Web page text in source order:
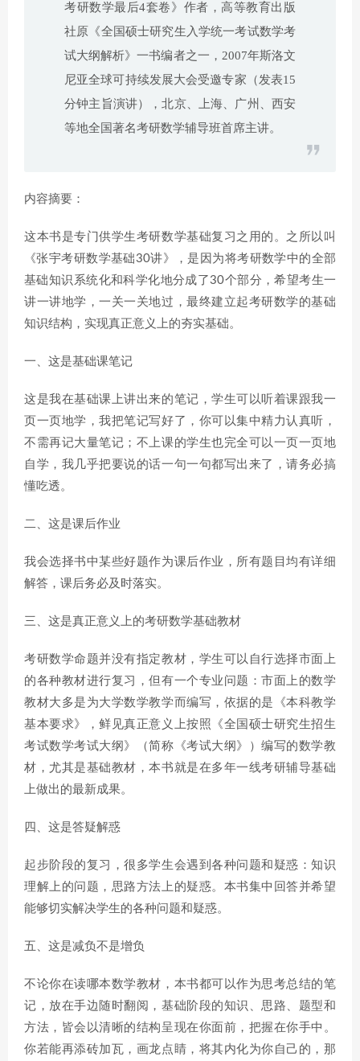
考研数学最后4套卷》作者，高等教育出版
社原《全国硕士研究生入学统一考试数学考
试大纲解析》一书编者之一，2007年斯洛文
尼亚全球可持续发展大会受邀专家（发表15
分钟主旨演讲），北京、上海、广州、西安
等地全国著名考研数学辅导班首席主讲。
内容摘要：
这本书是专门供学生考研数学基础复习之用的。之所以叫
《张宇考研数学基础30讲》，是因为将考研数学中的全部
基础知识系统化和科学化地分成了30个部分，希望考生一
讲一讲地学，一关一关地过，最终建立起考研数学的基础
知识结构，实现真正意义上的夯实基础。
一、这是基础课笔记
这是我在基础课上讲出来的笔记，学生可以听着课跟我一
页一页地学，我把笔记写好了，你可以集中精力认真听，
不需再记大量笔记；不上课的学生也完全可以一页一页地
自学，我几乎把要说的话一句一句都写出来了，请务必搞
懂吃透。
二、这是课后作业
我会选择书中某些好题作为课后作业，所有题目均有详细
解答，课后务必及时落实。
三、这是真正意义上的考研数学基础教材
考研数学命题并没有指定教材，学生可以自行选择市面上
的各种教材进行复习，但有一个专业问题：市面上的数学
教材大多是为大学数学教学而编写，依据的是《本科教学
基本要求》，鲜见真正意义上按照《全国硕士研究生招生
考试数学考试大纲》（简称《考试大纲》）编写的数学教
材，尤其是基础教材，本书就是在多年一线考研辅导基础
上做出的最新成果。
四、这是答疑解惑
起步阶段的复习，很多学生会遇到各种问题和疑惑：知识
理解上的问题，思路方法上的疑惑。本书集中回答并希望
能够切实解决学生的各种问题和疑惑。
五、这是减负不是增负
不论你在读哪本数学教材，本书都可以作为思考总结的笔
记，放在手边随时翻阅，基础阶段的知识、思路、题型和
方法，皆会以清晰的结构呈现在你面前，把握在你手中。
你若能再添砖加瓦，画龙点睛，将其内化为你自己的，那